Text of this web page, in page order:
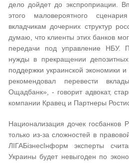
дело дойдет до экспроприации.
этого маловероятного
вкладчикам дочерних структур
думаю, что клиенты этих банков
передачи под управление НБУ.
нужды в прекращении
поддержки украинской экономики
рекомендовал перевести
Ощадбанк», - говорит адвокат,
компании Кравец и Партнеры
Национализация дочек госбанков
только из-за сложностей в
ЛІГАБізнесІнформ эксперты
Украины будет невыгоден по